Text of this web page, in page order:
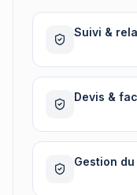
Suivi &
Devis &
Gestion